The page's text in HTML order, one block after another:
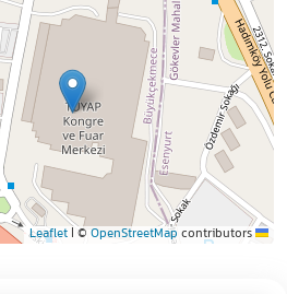
| © OpenStreetMap contributors